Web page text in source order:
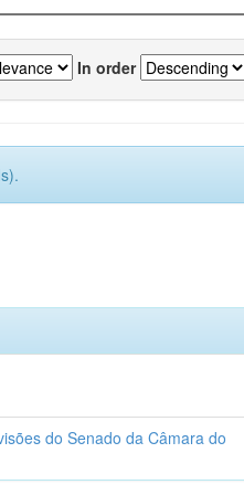
In order
do Senado da Câmara do